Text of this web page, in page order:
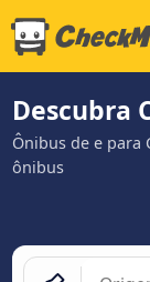
Descubra
Ônibus de e para
ônibus